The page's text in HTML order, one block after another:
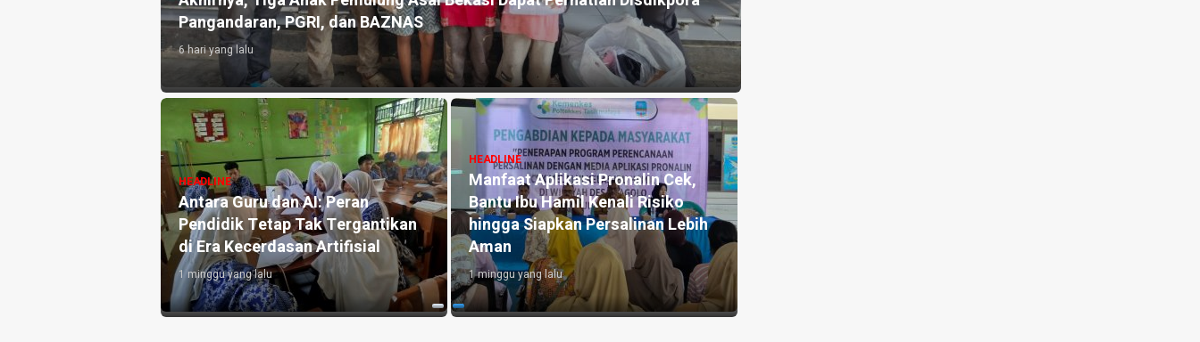
Pangandaran, PGRI, dan BAZNAS
6 hari yang lalu
HEADLINE
Antara Guru dan AI: Peran
Pendidik Tetap Tak Tergantikan
di Era Kecerdasan Artifisial
1 minggu yang lalu
HEADLINE
Manfaat Aplikasi Pronalin Cek,
Bantu Ibu Hamil Kenali Risiko
hingga Siapkan Persalinan Lebih
Aman
1 minggu yang lalu